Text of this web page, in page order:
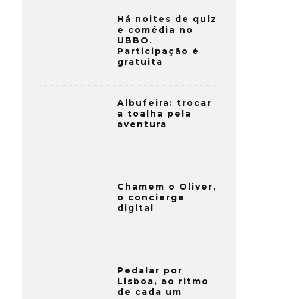
Há noites de quiz
e comédia no
UBBO.
Participação é
gratuita
Albufeira: trocar
a toalha pela
aventura
Chamem o Oliver,
o concierge
digital
Pedalar por
Lisboa, ao ritmo
de cada um